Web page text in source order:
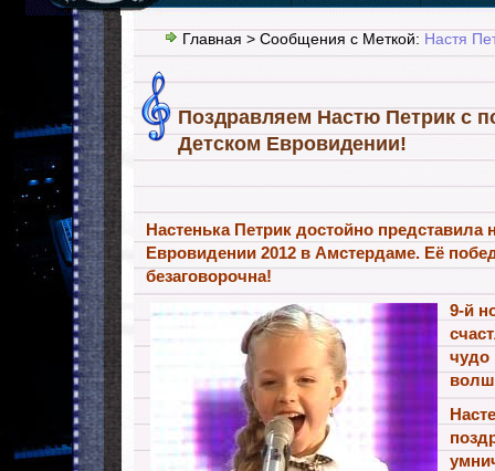
Теги ТОП
Главная > Сообщения с Меткой: Настя
Поздравляем Настю Петрик с
Детском Евровидении!
Настенька Петрик достойно представила
Евровидении 2012 в Амстердаме. Её
безаговорочна!
9-й
чудо